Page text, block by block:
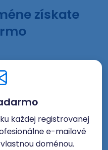
získate
každej registrovanej
e-mailové
doménou.